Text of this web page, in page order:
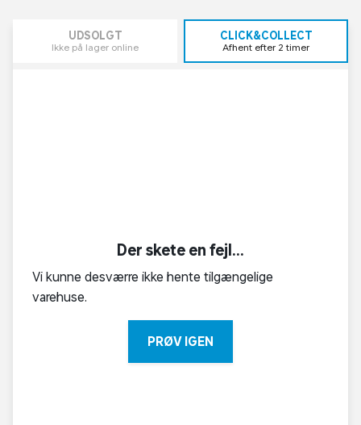
UDSOLGT
Ikke på lager online
CLICK&COLLECT
Afhent efter 2 timer
Der skete en fejl...
Vi kunne desværre ikke hente tilgængelige
varehuse.
PRØV IGEN